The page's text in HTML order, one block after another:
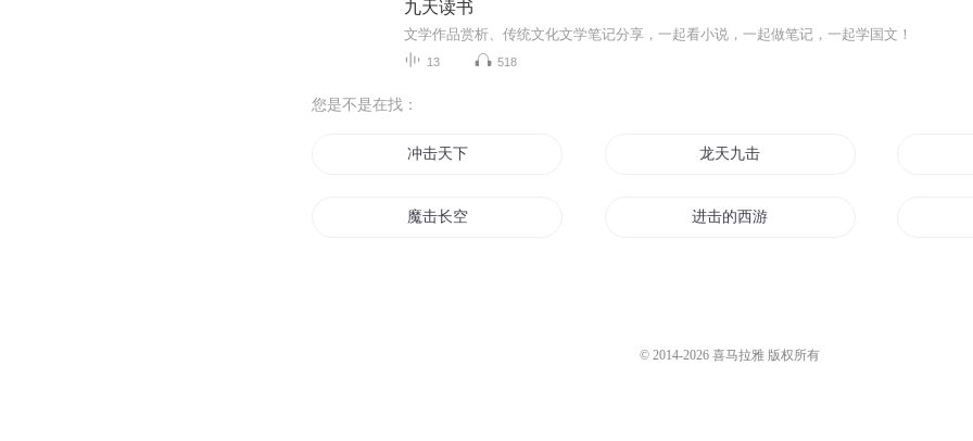
九天读书
文学作品赏析、传统文化文学笔记分享，一起看小说，一起做笔记，一起学国文！
13 518
您是不是在找：
冲击天下 龙天九击
魔击长空 进击的西游
© 2014-2026 喜马拉雅 版权所有